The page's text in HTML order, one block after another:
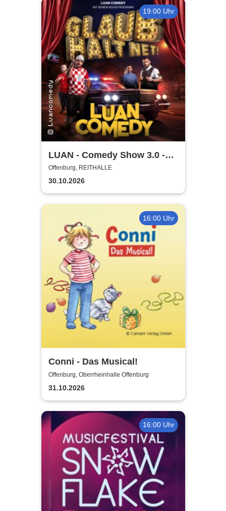
19:00 Uhr
LUAN - Comedy Show 3.0 -
Glaub halt net!
Offenburg, REITHALLE
30.10.2026
16:00 Uhr
Conni - Das Musical!
Offenburg, Oberrheinhalle Offenburg
31.10.2026
16:00 Uhr